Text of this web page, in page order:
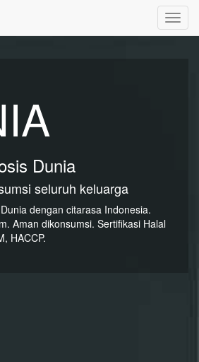
Dunia
seluruh keluarga
dengan citarasa Indonesia.
Aman dikonsumsi. Sertifikasi Halal
HACCP.